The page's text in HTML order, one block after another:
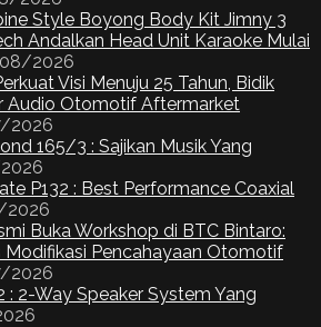
Style Boyong Body Kit Jimny 3
Andalkan Head Unit Karaoke Mulai
2026
Visi Menuju 25 Tahun, Bidik
Audio Otomotif Aftermarket
2026
165/3 : Sajikan Musik Yang
P132 : Best Performance Coaxial
2026
Buka Workshop di BTC Bintaro:
Modifikasi Pencahayaan Otomotif
2026
: 2-Way Speaker System Yang